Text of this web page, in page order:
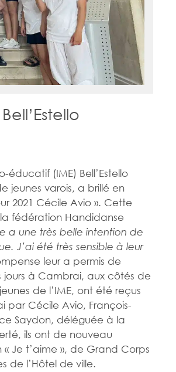
(IME) Bell’Estello
jeunes varois, a brillé en
2021 Cécile Avio ». Cette
fédération Handidanse
a une très belle intention de
J’ai été très sensible à leur
leur a permis de
à Cambrai, aux côtés de
de l’IME, ont été reçus
Cécile Avio, François-
Saydon, déléguée à la
ils ont de nouveau
Je t’aime », de Grand Corps
de l’Hôtel de ville.